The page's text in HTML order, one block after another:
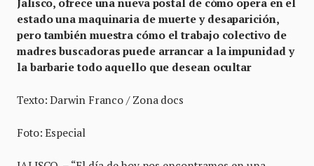
Jalisco, ofrece una nueva postal de cómo opera en el
estado una maquinaria de muerte y desaparición,
pero también muestra cómo el trabajo colectivo de
madres buscadoras puede arrancar a la impunidad y
la barbarie todo aquello que desean ocultar
Texto: Darwin Franco / Zona docs
Foto: Especial